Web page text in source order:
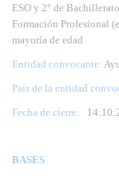
ESO y 2° de
Formación Profesional
mayoría de edad
Entidad convocante:
País de la entidad
Fecha de cierre: 14
BASES